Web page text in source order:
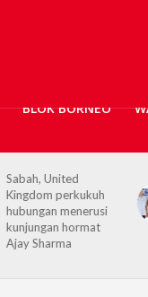
BLOK BORNEO
Kerajaan Negeri
prihatin, 362 mangsa
banjir Tawau terima
bantuan kewangan